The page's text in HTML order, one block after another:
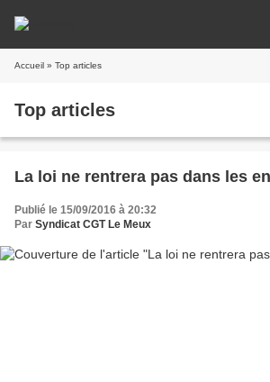
Accueil » Top articles
Top articles
La loi ne rentrera pas dans les
Publié le 15/09/2016 à 20:32
Par Syndicat CGT Le Meux